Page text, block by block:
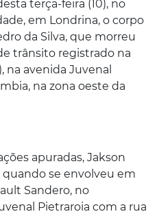
terça-feira (10), no
em Londrina, o corpo
da Silva, que morreu
trânsito registrado na
na avenida Juvenal
na zona oeste da
apuradas, Jakson
se envolveu em
Sandero, no
Pietraroia com a rua